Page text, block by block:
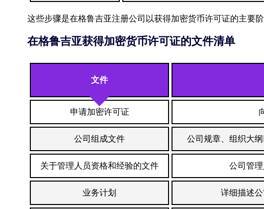
这些步骤是在格鲁吉亚注册公司以获得加密货币许可证的主要阶
在格鲁吉亚获得加密货币许可证的文件清单
文件
申请加密许可证
公司组成文件 公司规章、组织大
关于管理人员资格和经验的文件 公司管
业务计划 详细描述